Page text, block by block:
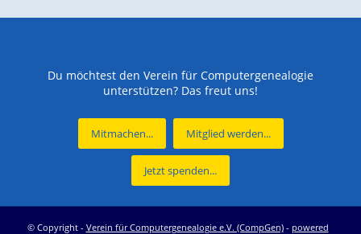
Du möchtest den Verein für Computergenealogie
unterstützen? Das freut uns!
Mitmachen... Mitglied werden...
Jetzt spenden...
© Copyright - Verein für Computergenealogie e.V. (CompGen)- powered